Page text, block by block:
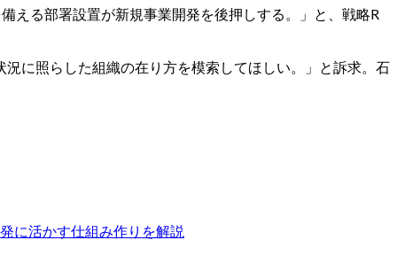
える部署設置が新規事業開発を後押しする。」と、戦略R
に照らした組織の在り方を模索してほしい。」と訴求。石